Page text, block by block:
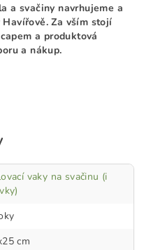
a svačiny navrhujeme a
Za vším stojí
a produktová
a nákup.
vaky na svačinu (i
cm